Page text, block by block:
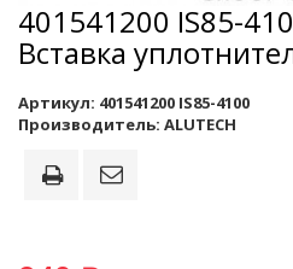
401541200 IS85-
Вставка
Артикул: 401541200 IS85-4100
Производитель: ALUTECH